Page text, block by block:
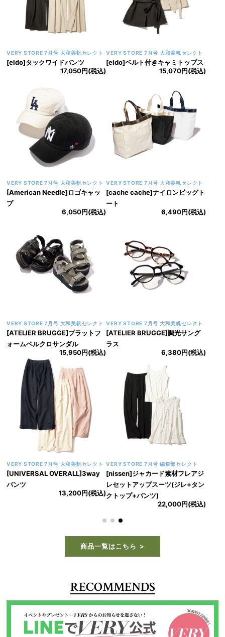
VERY STORE 7月号 大和美帆セレクト
[eldo]タックワイドパンツ
17,050円(税込)
VERY STORE 7月号 大和美帆セレクト
[eldo]ベルト付きキャミトップス
15,070円(税込)
VERY STORE 7月号 大和美帆セレクト
[American Needle]ロゴキャッ
プ
6,050円(税込)
VERY STORE 7月号 大和美帆セレクト
[cache cache]ナイロンビッグト
ート
6,490円(税込)
VERY STORE 7月号 大和美帆セレクト
[ATELIER BRUGGE]プラットフ
ォームベルクロサンダル
15,950円(税込)
VERY STORE 7月号 大和美帆セレクト
[ATELIER BRUGGE]調光サング
ラス
6,380円(税込)
VERY STORE 7月号 大和美帆セレクト
[UNIVERSAL OVERALL]3way
パンツ
13,200円(税込)
VERY STORE 7月号 編集部セレクト
[nissen]ジャカード素材フレアジ
レセットアップスーツ(ジレ+タン
クトップ+パンツ)
22,000円(税込)
商品一覧はこちら
RECOMMENDS